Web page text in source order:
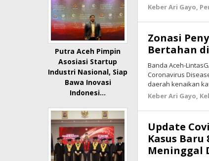
Putra Aceh Pimpin
Asosiasi Startup
Industri Nasional, Siap
Bawa Inovasi
Indonesi…
Keber Ari Gayo,
Zonasi
Bertahan
Banda Aceh-
Coronavirus
daerah kenaikan
Keber Ari Gayo,
Update
Kasus Baru
Meninggal